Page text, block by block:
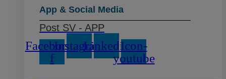
App & Social Media
Post SV - APP
Facebook-
f
InstagramLinkedinIcon-
youtube